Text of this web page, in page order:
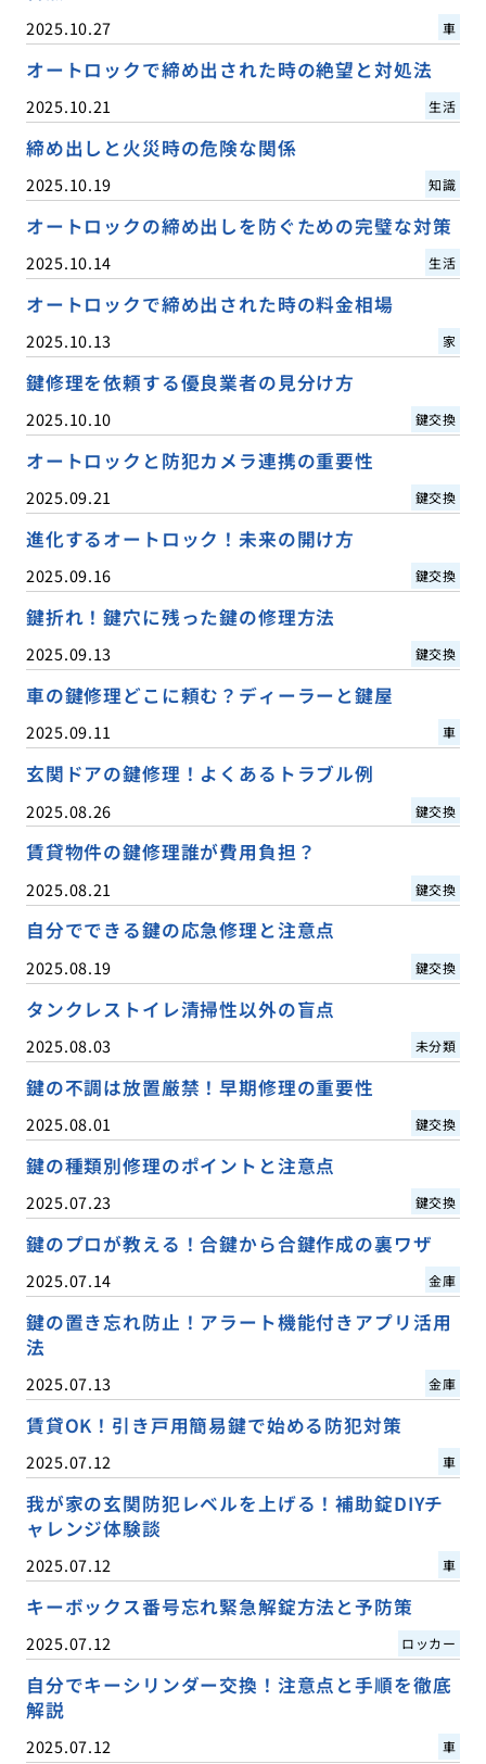
2025.10.27 車
オートロックで締め出された時の絶望と対処法
2025.10.21 生活
締め出しと火災時の危険な関係
2025.10.19 知識
オートロックの締め出しを防ぐための完璧な対策
2025.10.14 生活
オートロックで締め出された時の料金相場
2025.10.13 家
鍵修理を依頼する優良業者の見分け方
2025.10.10 鍵交換
オートロックと防犯カメラ連携の重要性
2025.09.21 鍵交換
進化するオートロック！未来の開け方
2025.09.16 鍵交換
鍵折れ！鍵穴に残った鍵の修理方法
2025.09.13 鍵交換
車の鍵修理どこに頼む？ディーラーと鍵屋
2025.09.11 車
玄関ドアの鍵修理！よくあるトラブル例
2025.08.26 鍵交換
賃貸物件の鍵修理誰が費用負担？
2025.08.21 鍵交換
自分でできる鍵の応急修理と注意点
2025.08.19 鍵交換
タンクレストイレ清掃性以外の盲点
2025.08.03 未分類
鍵の不調は放置厳禁！早期修理の重要性
2025.08.01 鍵交換
鍵の種類別修理のポイントと注意点
2025.07.23 鍵交換
鍵のプロが教える！合鍵から合鍵作成の裏ワザ
2025.07.14 金庫
鍵の置き忘れ防止！アラート機能付きアプリ活用
法
2025.07.13 金庫
賃貸OK！引き戸用簡易鍵で始める防犯対策
2025.07.12 車
我が家の玄関防犯レベルを上げる！補助錠DIYチ
ャレンジ体験談
2025.07.12 車
キーボックス番号忘れ緊急解錠方法と予防策
2025.07.12 ロッカー
自分でキーシリンダー交換！注意点と手順を徹底
解説
2025.07.12 車